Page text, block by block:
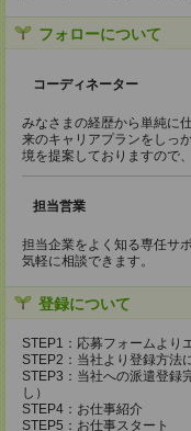
フォローについて
コーディネーター
みなさまの経歴から単純に
来のキャリアプランをしっ
境を提案しておりますので
担当営業
担当企業をよく知る専任サ
気軽に相談できます。
登録について
STEP1：応募フォームより
STEP2：当社より登録方法
STEP3：当社への派遣登
し）
STEP4：お仕事紹介
STEP5：お仕事スタート